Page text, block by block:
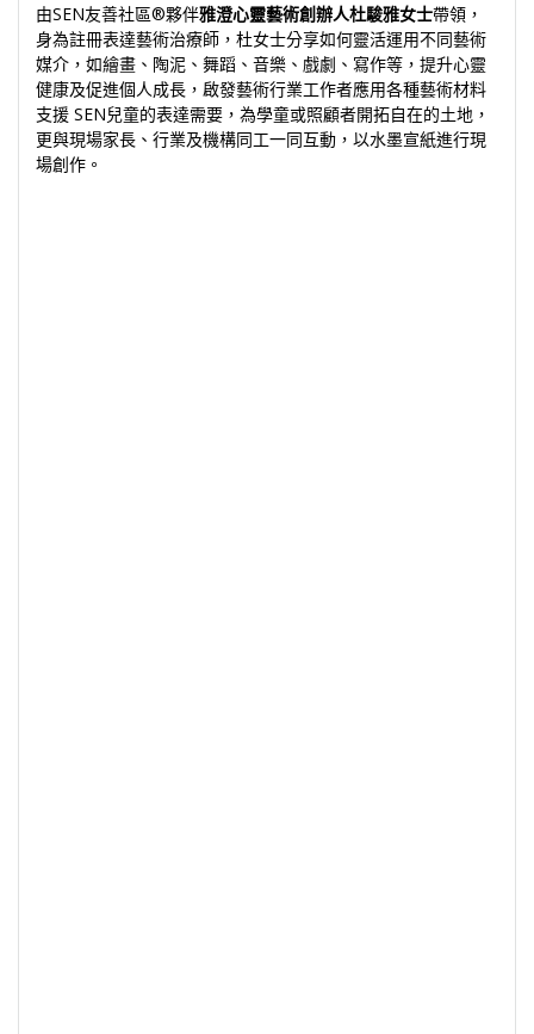
由SEN友善社區®夥伴雅澄心靈藝術創辦人杜駿雅女士帶領，
身為註冊表達藝術治療師，杜女士分享如何靈活運用不同藝術
媒介，如繪畫、陶泥、舞蹈、音樂、戲劇、寫作等，提升心靈
健康及促進個人成長，啟發藝術行業工作者應用各種藝術材料
支援 SEN兒童的表達需要，為學童或照顧者開拓自在的土地，
更與現場家長、行業及機構同工一同互動，以水墨宣紙進行現
場創作。